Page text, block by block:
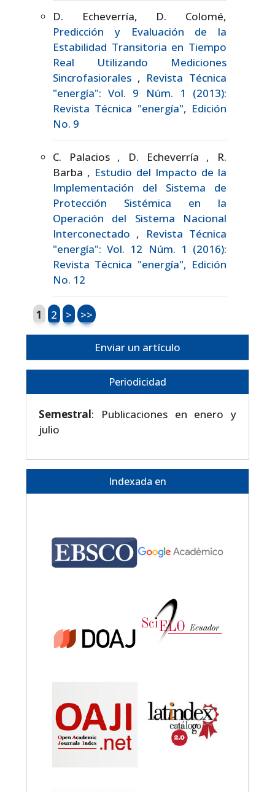
D. Echeverría, D. Colomé,
Predicción y Evaluación de la
Estabilidad Transitoria en Tiempo
Real Utilizando Mediciones
Sincrofasiorales , Revista Técnica
"energía": Vol. 9 Núm. 1 (2013):
Revista Técnica "energía", Edición
No. 9
C. Palacios , D. Echeverría , R.
Barba , Estudio del Impacto de la
Implementación del Sistema de
Protección Sistémica en la
Operación del Sistema Nacional
Interconectado ,
Revista Técnica
"energía": Vol. 12 Núm. 1 (2016):
Revista Técnica "energía", Edición
No. 12
1 2 > >>
Enviar un artículo
Periodicidad
Semestral: Publicaciones en enero y
julio
Indexada en